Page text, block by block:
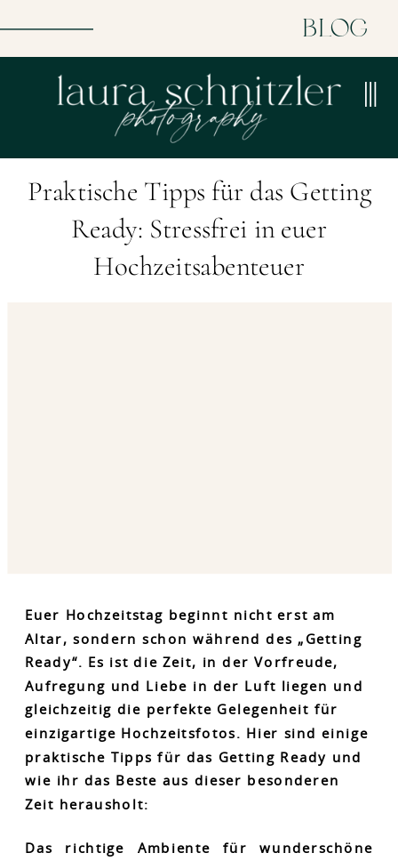
BLOG
Praktische Tipps für das Getting
Ready: Stressfrei in euer
Hochzeitsabenteuer
Euer Hochzeitstag beginnt nicht erst am
Altar, sondern schon während des „Getting
Ready“. Es ist die Zeit, in der Vorfreude,
Aufregung und Liebe in der Luft liegen und
gleichzeitig die perfekte Gelegenheit für
einzigartige Hochzeitsfotos. Hier sind einige
praktische Tipps für das Getting Ready und
wie ihr das Beste aus dieser besonderen
Zeit herausholt:
Das richtige Ambiente für wunderschöne